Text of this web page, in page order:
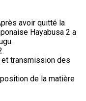
avoir quitté la
Hayabusa 2 a
transmission des
de la matière